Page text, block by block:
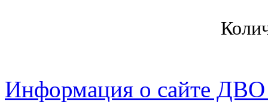
Информация о сайте